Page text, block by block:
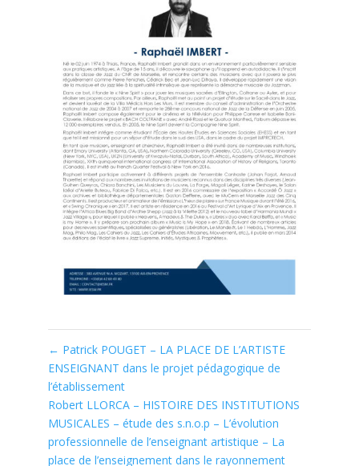
← Patrick POUGET – LA PLACE DE L’ARTISTE
ENSEIGNANT dans le projet pédagogique de
l’établissement
Robert LLORCA – HISTOIRE DES INSTITUTIONS
MUSICALES – étude des s.n.o.p – L’évolution
professionnelle de l’enseignant artistique – La
place de l’enseignement dans le rayonnement